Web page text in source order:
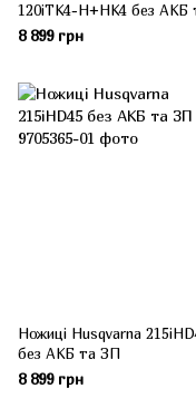
120iTK4-H+HK4 без АКБ
ЗП
8 899 грн
Ножиці Husqvarna
без АКБ та ЗП
8 899 грн